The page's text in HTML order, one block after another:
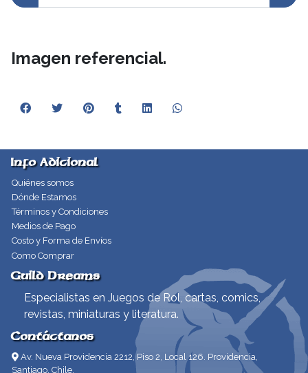
Imagen referencial.
Info Adicional
Quiénes somos
Dónde Estamos
Términos y Condiciones
Medios de Pago
Costo y Forma de Envíos
Como Comprar
Guild Dreams
Especialistas en Juegos de Rol, cartas, comics,
revistas, miniaturas y literatura.
Contáctanos
Av. Nueva Providencia 2212, Piso 2, Local 126. Providencia,
Santiago, Chile.